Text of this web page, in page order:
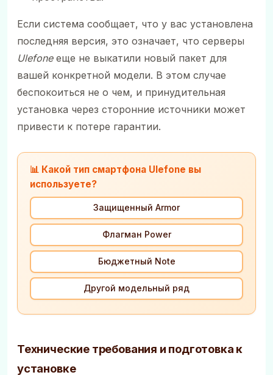
Если система сообщает, что у вас установлена
последняя версия, это означает, что серверы
Ulefoneеще не выкатили новый пакет для
вашей конкретной модели. В этом случае
беспокоиться не о чем, и принудительная
установка через сторонние источники может
привести к потере гарантии.
📊 Какой тип смартфона Ulefone вы
используете?
Защищенный Armor
Флагман Power
Бюджетный Note
Другой модельный ряд
Технические требования и подготовка к
установке